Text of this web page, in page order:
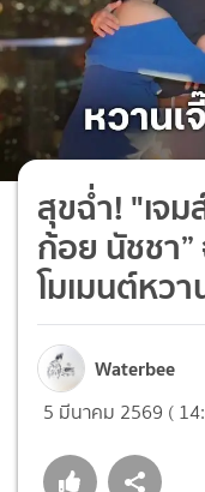
สุขฉ่ำ! "เจ
ก้อย นัชชา
โมเมนต์หวา
Waterbee
5 มีนาคม 2569 (